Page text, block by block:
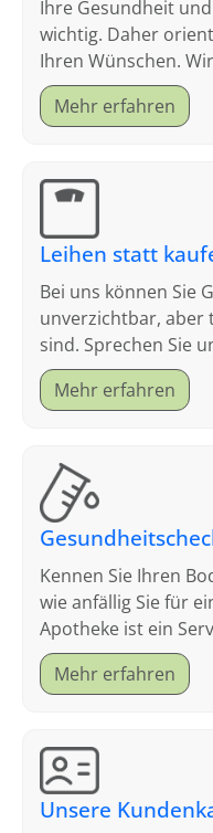
Ihre Gesundheit
wichtig. Daher
Ihren Wünschen.
Besuch.
Mehr erfahren
Leihen statt
Bei uns können Sie
unverzichtbar, aber
sind. Sprechen Sie
Mehr erfahren
Kennen Sie Ihren
wie anfällig Sie für
Apotheke ist ein
Schauen Sie sich
Mehr erfahren
Unsere